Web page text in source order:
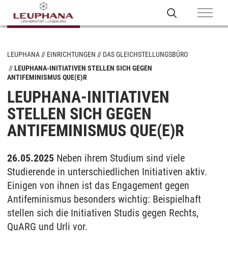
LEUPHANA EINRICHTUNGEN
DAS GLEICHSTELLUNGSBÜRO
LEUPHANA-INITIATIVEN STELLEN SICH GEGEN
ANTIFEMINISMUS QUE(E)R
LEUPHANA-INITIATIVEN
STELLEN SICH GEGEN
ANTIFEMINISMUS QUE(E)R
26.05.2025 Neben ihrem Studium sind viele
Studierende in unterschiedlichen Initiativen aktiv.
Einigen von ihnen ist das Engagement gegen
Antifeminismus besonders wichtig: Beispielhaft
stellen sich die Initiativen Studis gegen Rechts,
QuARG und Urli vor.